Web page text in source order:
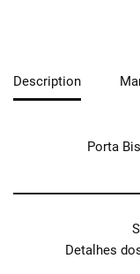
Description
Porta
Detalhes